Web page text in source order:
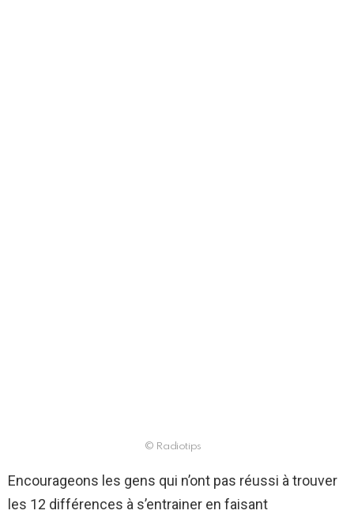
© Radiotips
Encourageons les gens qui n’ont pas réussi à trouver
les 12 différences à s’entrainer en faisant